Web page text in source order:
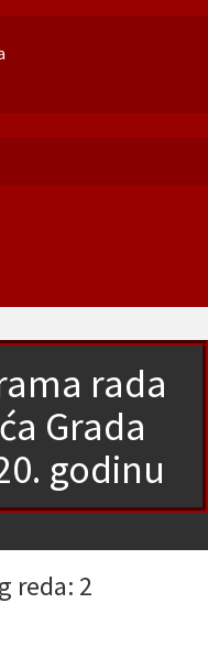
rada
Grada
godinu
reda: 2